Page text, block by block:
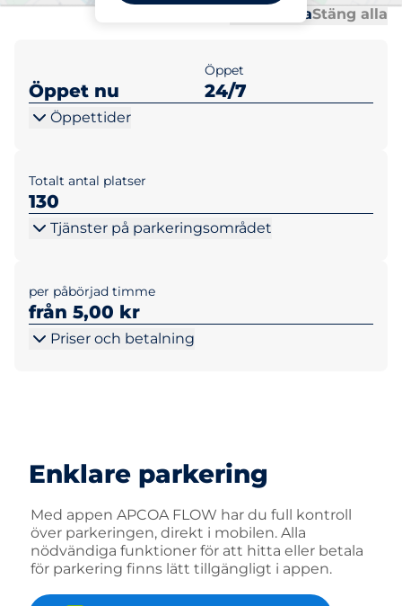
Öppna allaStäng alla
Öppet nu
Öppet
24/7
Öppettider
Totalt antal platser
130
Tjänster på parkeringsområdet
per påbörjad timme
från 5,00 kr
Priser och betalning
Enklare parkering
Med appen APCOA FLOW har du full kontroll
över parkeringen, direkt i mobilen. Alla
nödvändiga funktioner för att hitta eller betala
för parkering finns lätt tillgängligt i appen.